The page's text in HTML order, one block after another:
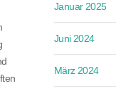
Januar 2025
Juni 2024
März 2024